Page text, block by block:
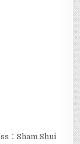
：Sham Shui